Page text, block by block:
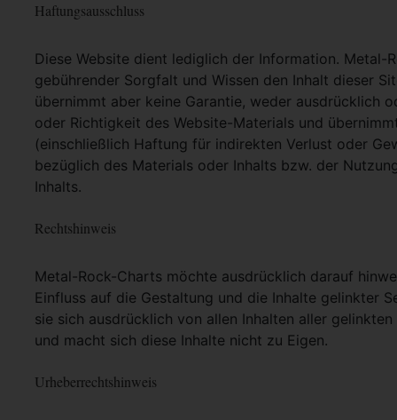
Haftungsausschluss
Diese Website dient lediglich der Information. Metal-
gebührender Sorgfalt und Wissen den Inhalt dieser
übernimmt aber keine Garantie, weder ausdrücklich
oder Richtigkeit des Website-Materials und
(einschließlich Haftung für indirekten Verlust oder
bezüglich des Materials oder Inhalts bzw. der
Inhalts.
Rechtshinweis
Metal-Rock-Charts möchte ausdrücklich darauf
Einfluss auf die Gestaltung und die Inhalte gelinkter
sie sich ausdrücklich von allen Inhalten aller
und macht sich diese Inhalte nicht zu Eigen.
Urheberrechtshinweis